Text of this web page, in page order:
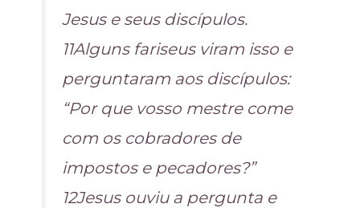
Jesus e seus discípulos.
11Alguns fariseus viram isso e
perguntaram aos discípulos:
“Por que vosso mestre come
com os cobradores de
impostos e pecadores?”
12Jesus ouviu a pergunta e